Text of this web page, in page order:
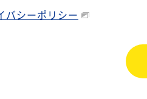
バシーポリシー